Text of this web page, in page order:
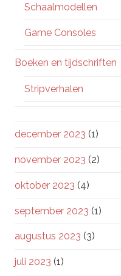
Schaalmodellen
Game Consoles
Boeken en tijdschriften
Stripverhalen
december 2023 (1)
november 2023 (2)
oktober 2023 (4)
september 2023 (1)
augustus 2023 (3)
juli 2023 (1)